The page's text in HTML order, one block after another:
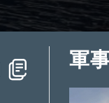
軍